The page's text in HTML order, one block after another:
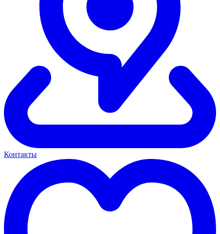
Контакты